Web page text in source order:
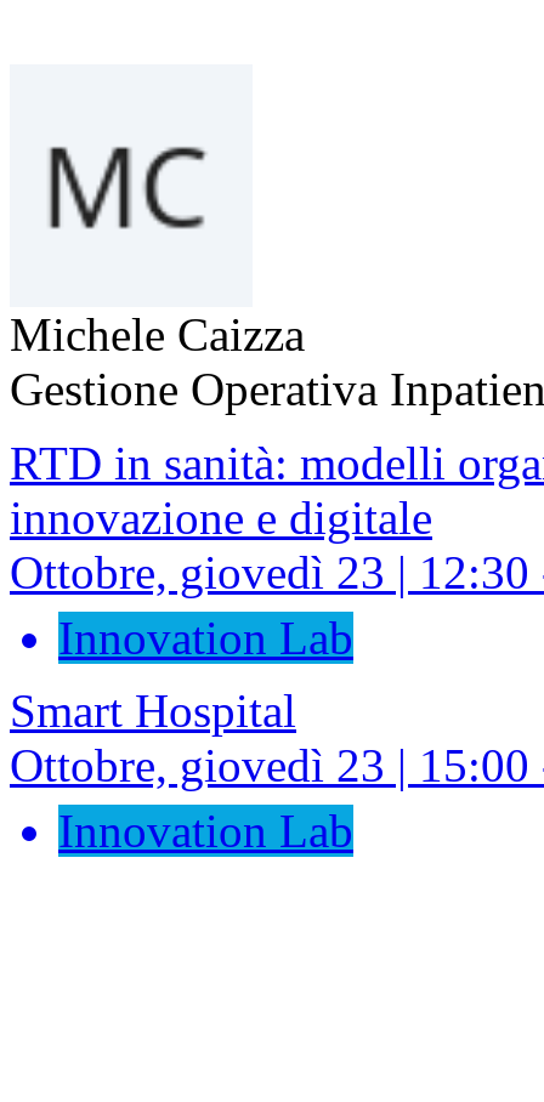
Michele Caizza
Gestione Operativa
RTD in sanità: modelli
innovazione e digitale
Ottobre, giovedì 23 |
Innovation Lab
Smart Hospital
Ottobre, giovedì 23 |
Innovation Lab